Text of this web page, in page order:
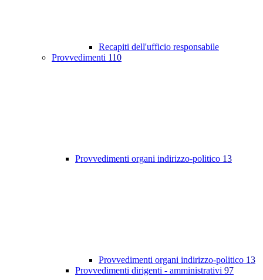
Recapiti dell'ufficio responsabile
Provvedimenti 110
Provvedimenti organi indirizzo-politico 13
Provvedimenti organi indirizzo-politico 13
Provvedimenti dirigenti - amministrativi 97